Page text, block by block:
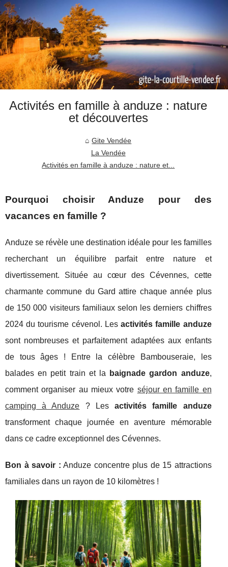
Activités en famille à anduze : nature
et découvertes
Gite Vendée
La Vendée
Activités en famille à anduze : nature et...
Pourquoi choisir Anduze pour des
vacances en famille ?
Anduze se révèle une destination idéale pour les familles
recherchant un équilibre parfait entre nature et
divertissement. Située au cœur des Cévennes, cette
charmante commune du Gard attire chaque année plus
de 150 000 visiteurs familiaux selon les derniers chiffres
2024 du tourisme cévenol. Lesactivités famille anduze
sont nombreuses et parfaitement adaptées aux enfants
de tous âges ! Entre la célèbre Bambouseraie, les
balades en petit train et la
baignade gardon anduze,
comment organiser au mieux votre séjour en famille en
camping à Anduze ? Lesactivités famille anduze
transforment chaque journée en aventure mémorable
dans ce cadre exceptionnel des Cévennes.
Bon à savoir : Anduze concentre plus de 15 attractions
familiales dans un rayon de 10 kilomètres !